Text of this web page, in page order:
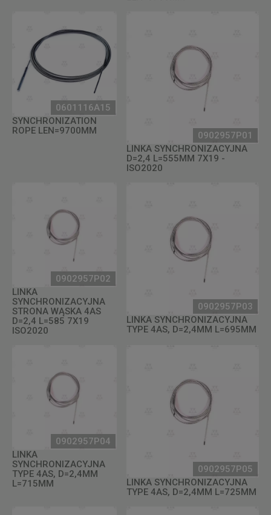
0601116A15
SYNCHRONIZATION
ROPE LEN=9700MM
0902957P01
LINKA SYNCHRONIZACYJNA
D=2,4 L=555MM 7X19 -
ISO2020
0902957P02
LINKA
SYNCHRONIZACYJNA
STRONA WĄSKA 4AS
D=2,4 L=585 7X19
ISO2020
0902957P03
LINKA SYNCHRONIZACYJNA
TYPE 4AS, D=2,4MM L=695MM
0902957P04
LINKA
SYNCHRONIZACYJNA
TYPE 4AS, D=2,4MM
L=715MM
0902957P05
LINKA SYNCHRONIZACYJNA
TYPE 4AS, D=2,4MM L=725MM